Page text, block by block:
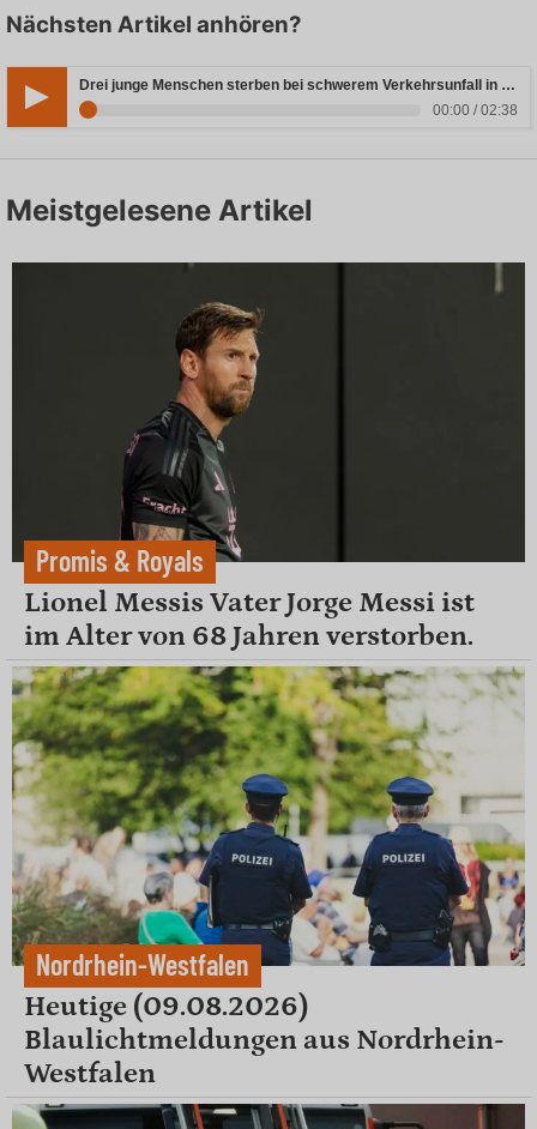
Nächsten Artikel anhören?
Drei junge Menschen sterben bei schwerem Verkehrsunfall in Rheinland-Pfalz
00:00 / 02:38
Meistgelesene Artikel
Promis & Royals
Lionel Messis Vater Jorge Messi ist
im Alter von 68 Jahren verstorben.
Nordrhein-Westfalen
Heutige (09.08.2026)
Blaulichtmeldungen aus Nordrhein-
Westfalen